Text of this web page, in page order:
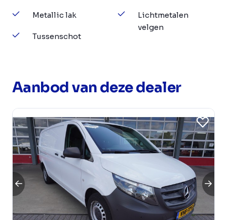
Metallic lak
Tussenschot
Lichtmetalen
velgen
Aanbod van deze dealer